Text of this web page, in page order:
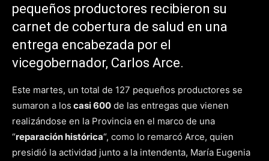
pequeños productores recibieron su
carnet de cobertura de salud en una
entrega encabezada por el
vicegobernador, Carlos Arce.
Este martes, un total de 127 pequeños productores se
sumaron a los casi 600 de las entregas que vienen
realizándose en la Provincia en el marco de una
“reparación histórica“, como lo remarcó Arce, quien
presidió la actividad junto a la intendenta, María Eugenia